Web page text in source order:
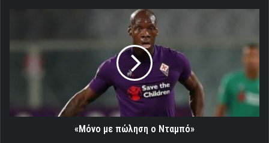
ο
«Μόνο με πώληση ο Νταμπό»